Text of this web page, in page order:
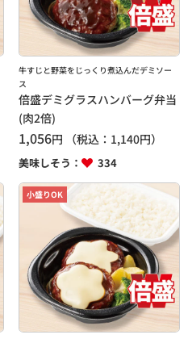
牛すじと野菜をじっくり煮込んだデミソー
ス
倍盛デミグラスハンバーグ弁当
(肉2倍)
1,056円 （税込： 1,140円）
美味しそう： 334
小盛りOK